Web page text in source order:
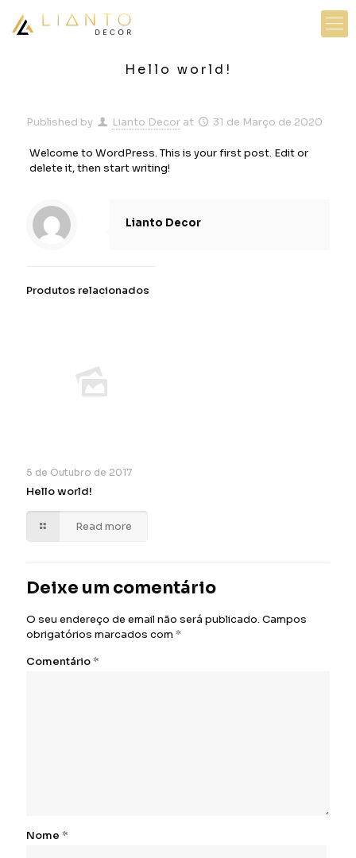
Hello world!
Published by Lianto Decor at 31 de Março de 2020
Welcome to WordPress. This is your first post. Edit or
delete it, then start writing!
Lianto Decor
Produtos relacionados
5 de Outubro de 2017
Hello world!
Read more
Deixe um comentário
O seu endereço de email não será publicado. Campos
obrigatórios marcados com *
Comentário*
Nome *